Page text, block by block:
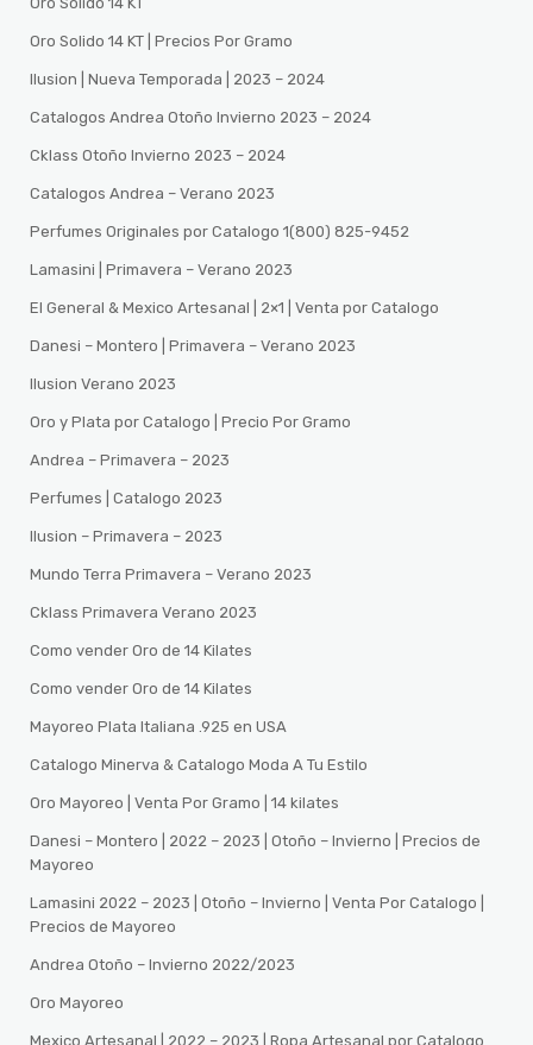
Oro Solido 14 KT | Precios Por Gramo
Ilusion | Nueva Temporada | 2023 – 2024
Catalogos Andrea Otoño Invierno 2023 – 2024
Cklass Otoño Invierno 2023 – 2024
Catalogos Andrea – Verano 2023
Perfumes Originales por Catalogo 1(800) 825-9452
Lamasini | Primavera – Verano 2023
El General & Mexico Artesanal | 2×1 | Venta por Catalogo
Danesi – Montero | Primavera – Verano 2023
Ilusion Verano 2023
Oro y Plata por Catalogo | Precio Por Gramo
Andrea – Primavera – 2023
Perfumes | Catalogo 2023
Ilusion – Primavera – 2023
Mundo Terra Primavera – Verano 2023
Cklass Primavera Verano 2023
Como vender Oro de 14 Kilates
Como vender Oro de 14 Kilates
Mayoreo Plata Italiana .925 en USA
Catalogo Minerva & Catalogo Moda A Tu Estilo
Oro Mayoreo | Venta Por Gramo | 14 kilates
Danesi – Montero | 2022 – 2023 | Otoño – Invierno | Precios de
Mayoreo
Lamasini 2022 – 2023 | Otoño – Invierno | Venta Por Catalogo |
Precios de Mayoreo
Andrea Otoño – Invierno 2022/2023
Oro Mayoreo
Mexico Artesanal | 2022 – 2023 | Ropa Artesanal por Catalogo